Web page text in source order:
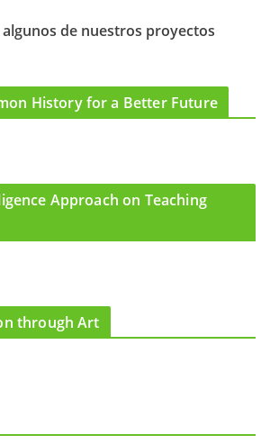
algunos de nuestros proyectos
History for a Better Future
Approach on Teaching
through Art